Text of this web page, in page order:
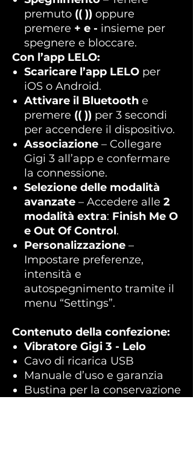
premuto (( )) oppure
premere + e - insieme per
spegnere e bloccare.
Con l’app LELO:
Scaricare l’app LELO per
iOS o Android.
Attivare il Bluetooth e
premere (( )) per 3 secondi
per accendere il dispositivo.
Associazione – Collegare
Gigi 3 all’app e confermare
la connessione.
Selezione delle modalità
avanzate – Accedere alle 2
modalità extra: Finish Me O
e Out Of Control.
Personalizzazione –
Impostare preferenze,
intensità e
autospegnimento tramite il
menu “Settings”.
Contenuto della confezione:
Vibratore Gigi 3 - Lelo
Cavo di ricarica USB
Manuale d’uso e garanzia
Bustina per la conservazione